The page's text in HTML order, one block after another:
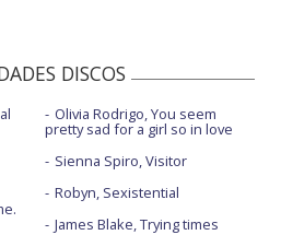
DISCOS
Olivia Rodrigo, You seem
pretty sad for a girl so in love
Sienna Spiro, Visitor
Robyn, Sexistential
James Blake, Trying times